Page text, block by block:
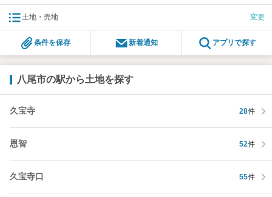
土地・売地 変更
条件を保存 新着通知 アプリで探す
八尾市の駅から土地を探す
久宝寺 28件
恩智 52件
久宝寺口 55件